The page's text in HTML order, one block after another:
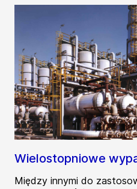
Wielostopniowe
Między innymi do